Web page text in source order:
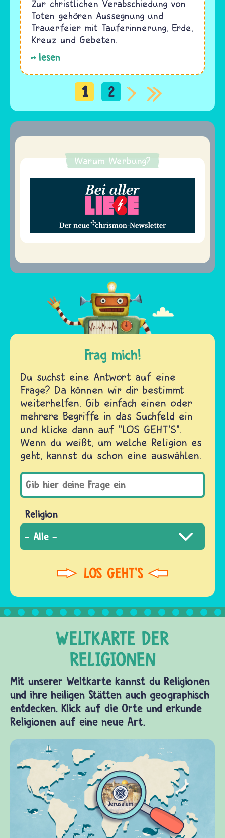
Zur christlichen Verabschiedung von
Toten gehören Aussegnung und
Trauerfeier mit Tauferinnerung, Erde,
Kreuz und Gebeten.
lesen
Seitennummerierung
1 2
Warum Werbung?
Frag mich!
Du suchst eine Antwort auf eine
Frage? Da können wir dir bestimmt
weiterhelfen. Gib einfach einen oder
mehrere Begriffe in das Suchfeld ein
und klicke dann auf "LOS GEHT'S".
Wenn du weißt, um welche Religion es
geht, kannst du schon eine auswählen.
Religion
Mit unserer Weltkarte kannst du Religionen
und ihre heiligen Stätten auch geographisch
entdecken. Klick auf die Orte und erkunde
Religionen auf eine neue Art.